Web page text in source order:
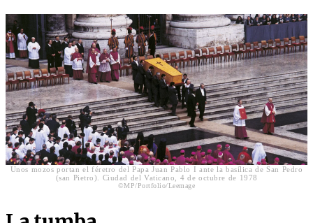
Unos mozos portan el féretro del Papa Juan Pablo I ante la basílica de San Pedro
(san Pietro). Ciudad del Vaticano, 4 de octubre de 1978
©MP/Portfolio/Leemage